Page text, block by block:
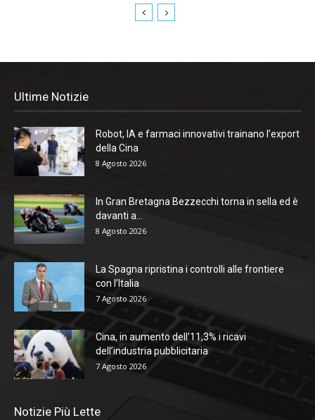
Ultime Notizie
Robot, IA e farmaci innovativi trainano l’export
della Cina
8 Agosto 2026
In Gran Bretagna Bezzecchi torna in sella ed è
davanti a...
8 Agosto 2026
La Spagna ripristina i controlli alle frontiere
con l’Italia
7 Agosto 2026
Cina, in aumento dell’11,3% i ricavi
dell’industria pubblicitaria
7 Agosto 2026
Notizie Più Lette